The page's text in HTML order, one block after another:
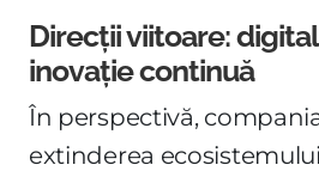
Direcții viitoare:
inovație continuă
În perspectivă,
extinderea